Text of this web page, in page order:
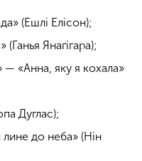
(Ешлі Елісон);
Янаґігара);
«Анна, яку я кохала»
Дуглас);
до неба» (Нін